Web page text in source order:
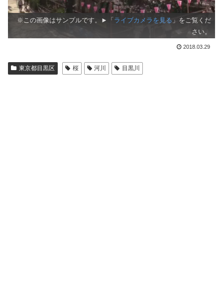
※この画像はサンプルです。►「ライブカメラを見る 」をご覧くだ
さい。
2018.03.29
東京都目黒区 桜 河川 目黒川